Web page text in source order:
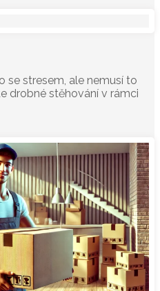
se stresem, ale nemusí to
drobné stěhování v rámci